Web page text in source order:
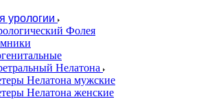
урологии
Фолея
Нелатона
Нелатона мужские
Нелатона женские